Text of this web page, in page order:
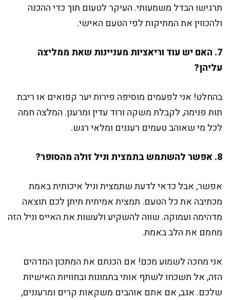
תרגישו הבדל משמעותי. העיקר לטעום תוך כדי ההכנה
ולהכווין את המתיקות לפי הטעם האישי.
7. האם יש עוד וריאציות מעניינות שאת ממליצה
עליהן?
בהחלט! אני לפעמים מוסיפה פירות יער קפואים או ריבת
תות פנימה, לקבלת משקה ורוד עדין ומרענן. המלצה חמה
לכל מי שאוהב טעמים רעננים ומלאי רגש.
8. אפשר להשתמש בתמצית וניל זולה מהסופר?
אפשר, אבל כדאי לדעת שתמצית וניל איכותית באמת
מכתיבה את כל הטעם. תמצית אמיתית תיתן לכם תוצאה
מדהימה ועמוקה. שווה להשקיע ולעשות את האייס וניל הזה
מחמם את הלב באמת.
אני מחכה לשמוע מכם! אם הכנתם את המתכון המדהים
הזה, אל תשכחו לשתף אותי בתמונות ובחוויות האישיות
שלכם. אגב, אם אתם אוהבים משקאות קרים ומרעננים,